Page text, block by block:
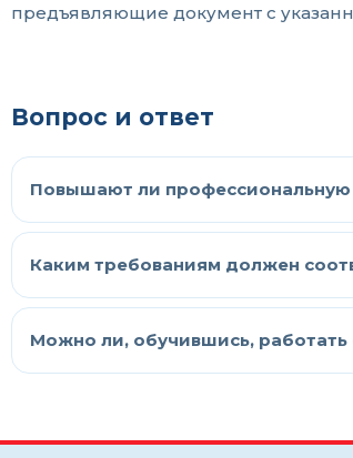
предъявляющие документ с
Вопрос и ответ
Повышают ли
Каким требованиям должен
Можно ли, обучившись,